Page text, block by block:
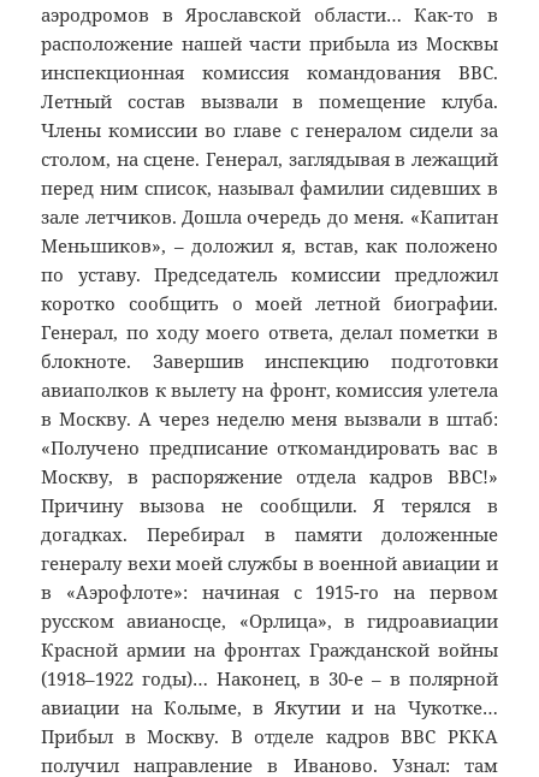
аэродромов в Ярославской области… Как-то в
расположение нашей части прибыла из Москвы
инспекционная комиссия командования ВВС.
Летный состав вызвали в помещение клуба.
Члены комиссии во главе с генералом сидели за
столом, на сцене. Генерал, заглядывая в лежащий
перед ним список, называл фамилии сидевших в
зале летчиков. Дошла очередь до меня. «Капитан
Меньшиков», – доложил я, встав, как положено
по уставу. Председатель комиссии предложил
коротко сообщить о моей летной биографии.
Генерал, по ходу моего ответа, делал пометки в
блокноте. Завершив инспекцию подготовки
авиаполков к вылету на фронт, комиссия улетела
в Москву. А через неделю меня вызвали в штаб:
«Получено предписание откомандировать вас в
Москву, в распоряжение отдела кадров ВВС!»
Причину вызова не сообщили. Я терялся в
догадках. Перебирал в памяти доложенные
генералу вехи моей службы в военной авиации и
в «Аэрофлоте»: начиная с 1915-го на первом
русском авианосце, «Орлица», в гидроавиации
Красной армии на фронтах Гражданской войны
(1918–1922 годы)… Наконец, в 30-е – в полярной
авиации на Колыме, в Якутии и на Чукотке…
Прибыл в Москву. В отделе кадров ВВС РККА
получил направление в Иваново. Узнал: там